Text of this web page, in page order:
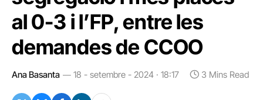
al 0-3 i l’FP, entre les
demandes de CCOO
Ana Basanta 18 - setembre - 2024 · 18:17 3 Mins Read